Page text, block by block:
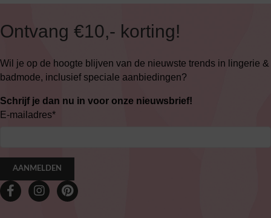
Ontvang €10,- korting!
Wil je op de hoogte blijven van de nieuwste trends in lingerie &
badmode, inclusief speciale aanbiedingen?
Schrijf je dan nu in voor onze nieuwsbrief!
E-mailadres*
AANMELDEN